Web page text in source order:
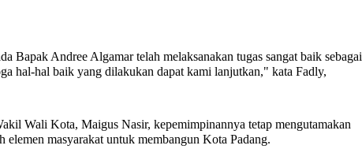
Bapak Andree Algamar telah melaksanakan tugas sangat baik sebagai
hal-hal baik yang dilakukan dapat kami lanjutkan," kata Fadly,
Wali Kota, Maigus Nasir, kepemimpinannya tetap mengutamakan
elemen masyarakat untuk membangun Kota Padang.